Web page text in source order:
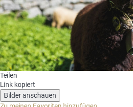
Teilen
Link kopiert
Bilder anschauen